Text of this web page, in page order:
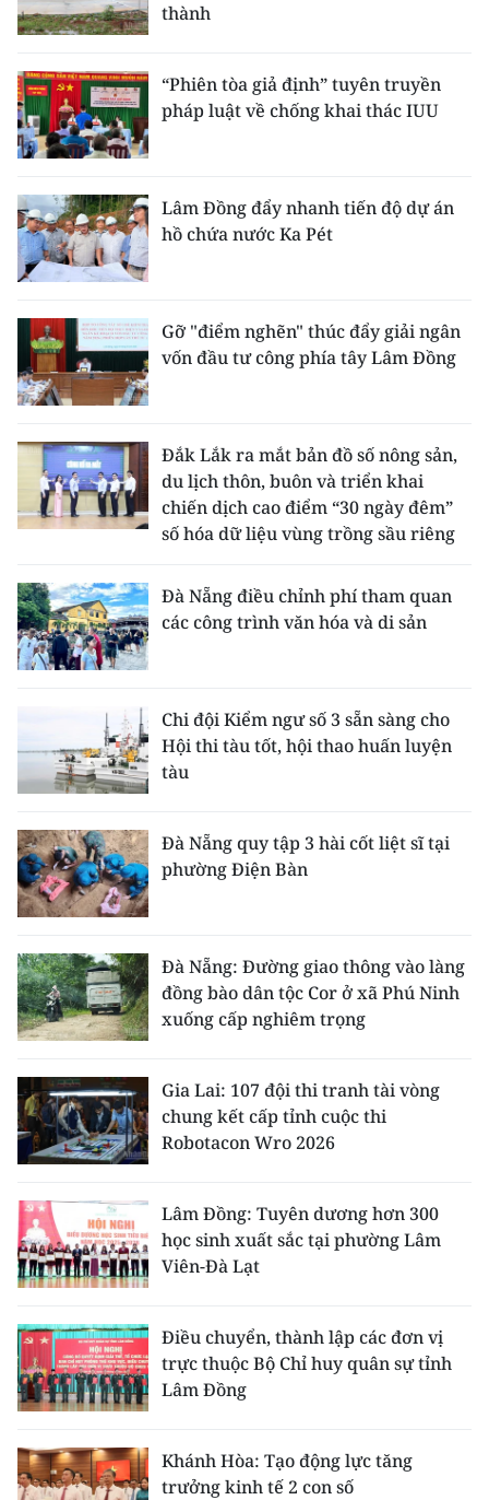
thành
“Phiên tòa giả định” tuyên truyền
pháp luật về chống khai thác IUU
Lâm Đồng đẩy nhanh tiến độ dự án
hồ chứa nước Ka Pét
Gỡ "điểm nghẽn" thúc đẩy giải ngân
vốn đầu tư công phía tây Lâm Đồng
Đắk Lắk ra mắt bản đồ số nông sản,
du lịch thôn, buôn và triển khai
chiến dịch cao điểm “30 ngày đêm”
số hóa dữ liệu vùng trồng sầu riêng
Đà Nẵng điều chỉnh phí tham quan
các công trình văn hóa và di sản
Chi đội Kiểm ngư số 3 sẵn sàng cho
Hội thi tàu tốt, hội thao huấn luyện
tàu
Đà Nẵng quy tập 3 hài cốt liệt sĩ tại
phường Điện Bàn
Đà Nẵng: Đường giao thông vào làng
đồng bào dân tộc Cor ở xã Phú Ninh
xuống cấp nghiêm trọng
Gia Lai: 107 đội thi tranh tài vòng
chung kết cấp tỉnh cuộc thi
Robotacon Wro 2026
Lâm Đồng: Tuyên dương hơn 300
học sinh xuất sắc tại phường Lâm
Viên-Đà Lạt
Điều chuyển, thành lập các đơn vị
trực thuộc Bộ Chỉ huy quân sự tỉnh
Lâm Đồng
Khánh Hòa: Tạo động lực tăng
trưởng kinh tế 2 con số